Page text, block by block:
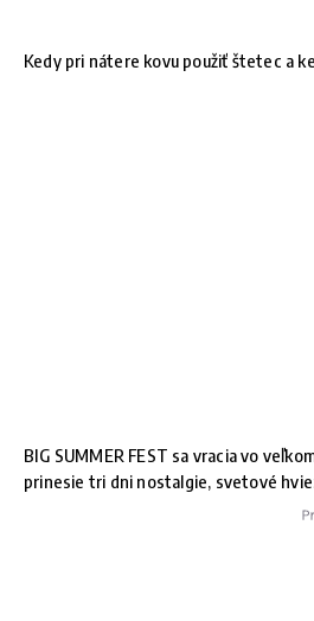
Kedy pri nátere kovu použiť štetec a
BIG SUMMER FEST sa vracia vo
prinesie tri dni nostalgie, svetové